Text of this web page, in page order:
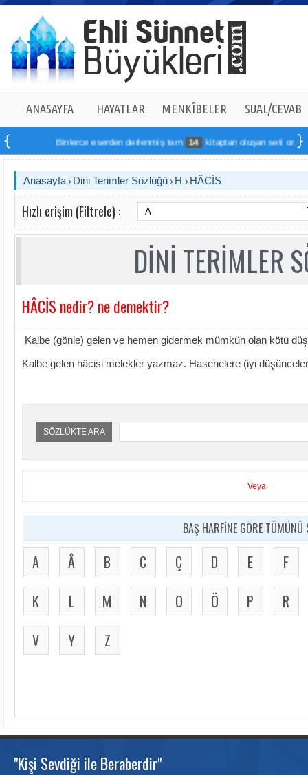
ANASAYFA HAYATLAR MENKÎBELER SUAL/CEVAB
Binlerce eserden derlenmiş tam 14 kitaptan oluşan seti online
Anasayfa Dini Terimler Sözlüğü H HÂCİS
Hızlı erişim (Filtrele) :
DİNİ TERİMLER
HÂCİS nedir? ne demektir?
Kalbe (gönle) gelen ve hemen gidermek mümkün olan kötü
Kalbe gelen hâcisi melekler yazmaz. Hasenelere (iyi
SÖZLÜKTE ARA
Veya
BAŞ HARFİNE GÖRE TÜMÜNÜ
A Â B C Ç D E
F
K
L M N O Ö P
R
V
Y Z
"Kişi Sevdiği ile Beraberdir"